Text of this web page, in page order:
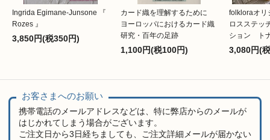
Ingrida Egimane-Junsone 『
Rozes 』
3,850円(税350円)
カード織を理解するために
ヨーロッパにおけるカード織
研究・百年の足跡
1,100円(税100円)
folkloraオ
ロスステッ
ション ト
3,080円(
お客さまへのお願い
携帯電話のメールアドレスなどは、特に弊店からのメールが
はじかれてしまう場合がございます。
ご注文日から3日経ちましても、ご注文詳細メールが届かない